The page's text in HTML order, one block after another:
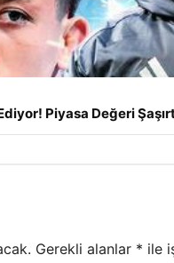
Piyasa Değeri
Gerekli alanlar * ile